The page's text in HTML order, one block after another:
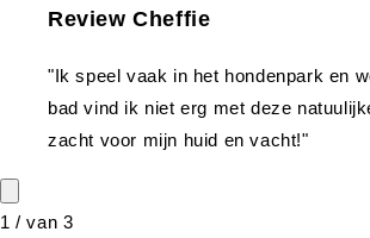
Review Cheffie
"Ik speel vaak in het hondenpark en
bad vind ik niet erg met deze
zacht voor mijn huid en vacht!"
1 /van 3